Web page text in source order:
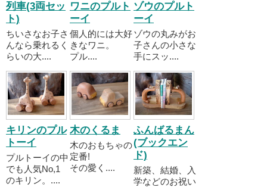
列車(3両セッ
ト)
ちいさなお子さ
んなら乗れるく
らいの大....
ワニのプルト
ーイ
個人的には大好
きなワニ。
プル....
ゾウのプルト
ーイ
ゾウの丸みがお
子さんの小さな
手にスッ....
キリンのプル
トーイ
プルトーイの中
でも人気No,1
のキリン。....
木のくるま
木のおもちゃの
定番!
その愛く....
ふんばるまん
(ブックエン
ド)
新築、結婚、入
学などのお祝い